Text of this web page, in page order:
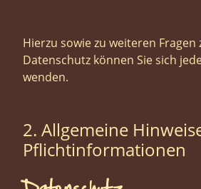
Hierzu sowie zu weiteren Fragen
Datenschutz können Sie sich
wenden.
2. Allgemeine
Pflicht­informationen